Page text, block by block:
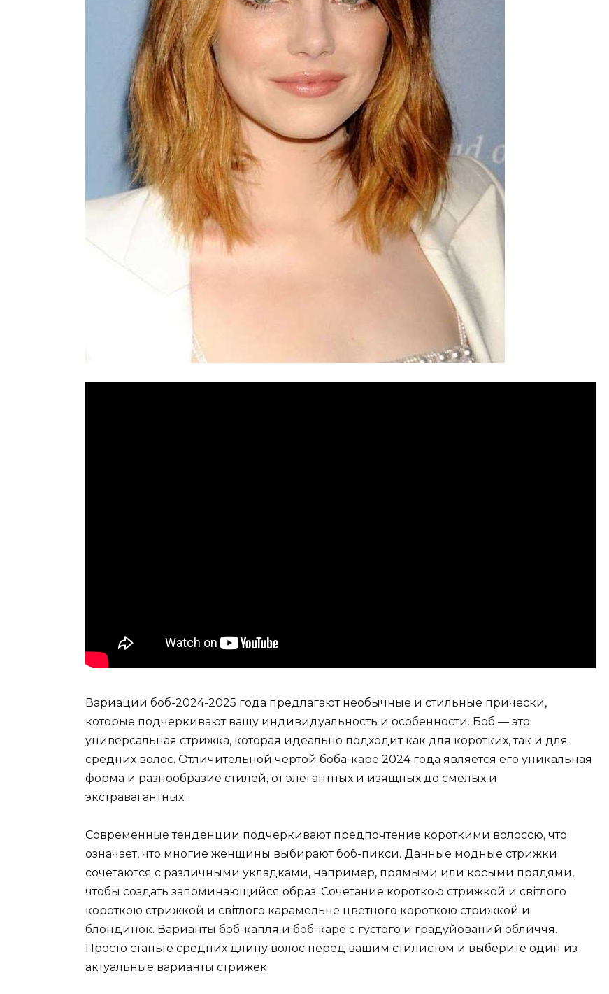
Вариации боб-2024-2025 года предлагают необычные и стильные прически,
которые подчеркивают вашу индивидуальность и особенности. Боб — это
универсальная стрижка, которая идеально подходит как для коротких, так и для
средних волос. Отличительной чертой боба-каре 2024 года является его уникальная
форма и разнообразие стилей, от элегантных и изящных до смелых и
экстравагантных.
Современные тенденции подчеркивают предпочтение короткими волоссю, что
означает, что многие женщины выбирают боб-пикси. Данные модные стрижки
сочетаются с различными укладками, например, прямыми или косыми прядями,
чтобы создать запоминающийся образ. Сочетание короткою стрижкой и світлого
короткою стрижкой и світлого карамельне цветного короткою стрижкой и
блондинок. Варианты боб-капля и боб-каре с густого и градуйований обличчя.
Просто станьте средних длину волос перед вашим стилистом и выберите один из
актуальные варианты стрижек.